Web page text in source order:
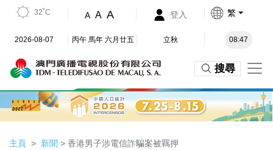
32˚C A A A 登入 繁
2026-08-07 丙午 馬年 六月廿五 立秋 08:47
搜尋
主頁 新聞 > 香港男子涉電信詐騙案被羈押